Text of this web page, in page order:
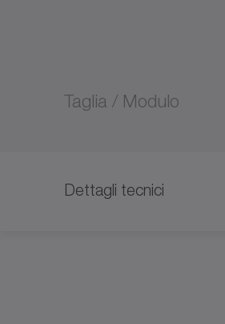
Taglia / Modulo
Dettagli tecnici